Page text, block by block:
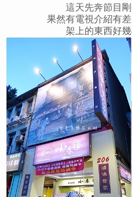
這天先奔節目
果然有電視介紹有
架上的東西好